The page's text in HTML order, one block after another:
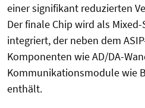
einer signifikant reduzierten
Der finale Chip wird als Mixed-
integriert, der neben dem
Komponenten wie AD/DA-
Kommunikationsmodule wie
enthält.